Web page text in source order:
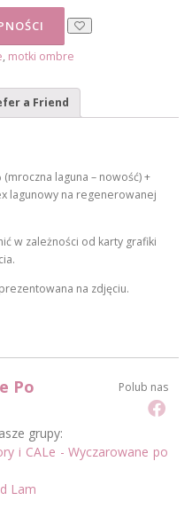
, motki ombre
a Friend
laguna – nowość) +
lagunowy na regenerowanej
w zależności od karty grafiki
na zdjęciu.
Polub nas
Po
grupy:
i CALe - Wyczarowane po
Lam